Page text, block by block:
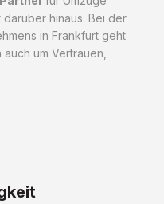
hinaus. Bei der
in Frankfurt geht
um Vertrauen,